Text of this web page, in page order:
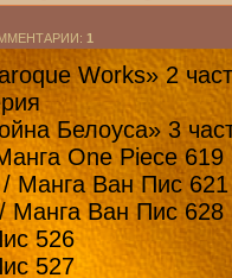
: 1
Works» 2
Белоуса» 3
One Piece 619
Манга Ван Пис 621
Манга Ван Пис 628
526
527